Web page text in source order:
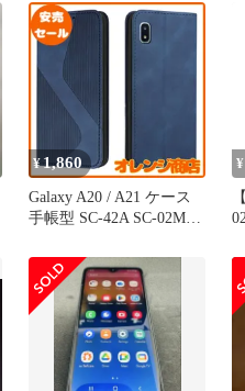
¥1,860
Galaxy A20 / A21 ケース
手帳型 SC-42A SC-02M
SCV46 SCV49 手帳型ケー
ス LODROC スマホケー
ス A20 A21 ケース スタン
ド機能 カードポケット収
納 耐衝撃 サムスン ギャ
ラクシ
¥